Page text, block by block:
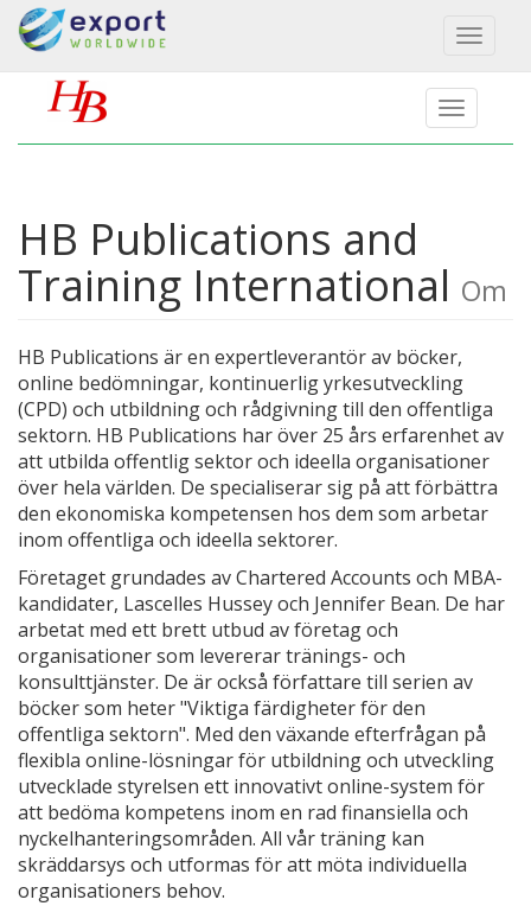
Toggle
HB Publications and
Training International Om
HB Publications är en expertleverantör av böcker,
online bedömningar, kontinuerlig yrkesutveckling
(CPD) och utbildning och rådgivning till den offentliga
sektorn. HB Publications har över 25 års erfarenhet av
att utbilda offentlig sektor och ideella organisationer
över hela världen. De specialiserar sig på att förbättra
den ekonomiska kompetensen hos dem som arbetar
inom offentliga och ideella sektorer.
Företaget grundades av Chartered Accounts och MBA-
kandidater, Lascelles Hussey och Jennifer Bean. De har
arbetat med ett brett utbud av företag och
organisationer som levererar tränings- och
konsulttjänster. De är också författare till serien av
böcker som heter "Viktiga färdigheter för den
offentliga sektorn". Med den växande efterfrågan på
flexibla online-lösningar för utbildning och utveckling
utvecklade styrelsen ett innovativt online-system för
att bedöma kompetens inom en rad finansiella och
nyckelhanteringsområden. All vår träning kan
skräddarsys och utformas för att möta individuella
organisationers behov.